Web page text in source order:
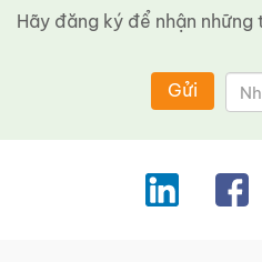
Hãy đăng ký để nhận
Gửi